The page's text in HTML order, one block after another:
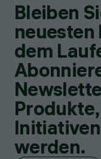
Bleiben
dem
werden.